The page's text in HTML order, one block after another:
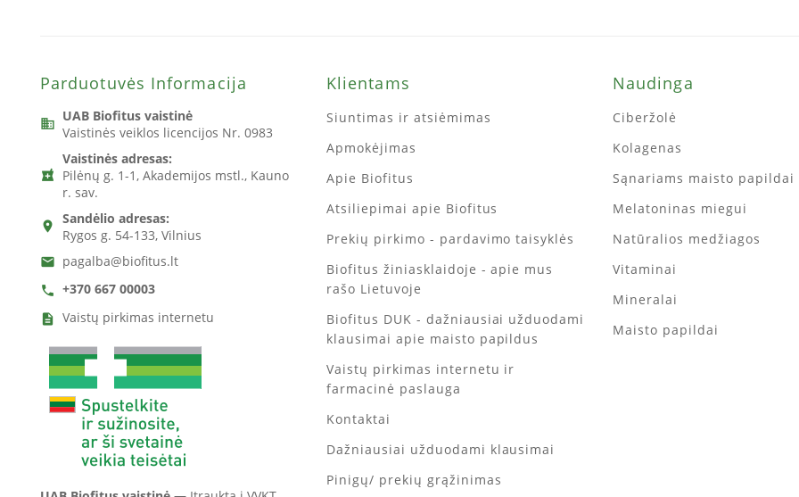
Parduotuvės Informacija
business UAB Biofitus vaistinė
Vaistinės veiklos licencijos Nr. 0983
local_pharmacy
Vaistinės adresas:
Pilėnų g. 1-1, Akademijos mstl., Kauno
r. sav.
location_on
Sandėlio adresas:
Rygos g. 54-133, Vilnius
email pagalba@biofitus.lt
call +370 667 00003
description Vaistų pirkimas internetu
Klientams
Siuntimas ir atsiėmimas
Apmokėjimas
Apie Biofitus
Atsiliepimai apie Biofitus
Prekių pirkimo - pardavimo taisyklės
Biofitus žiniasklaidoje - apie mus
rašo Lietuvoje
Biofitus DUK - dažniausiai užduodami
klausimai apie maisto papildus
Vaistų pirkimas internetu ir
farmacinė paslauga
Kontaktai
Dažniausiai užduodami klausimai
Pinigų/ prekių grąžinimas
Naudinga
Ciberžolė
Kolagenas
Sąnariams maisto papildai
Melatoninas miegui
Natūralios medžiagos
Vitaminai
Mineralai
Maisto papildai